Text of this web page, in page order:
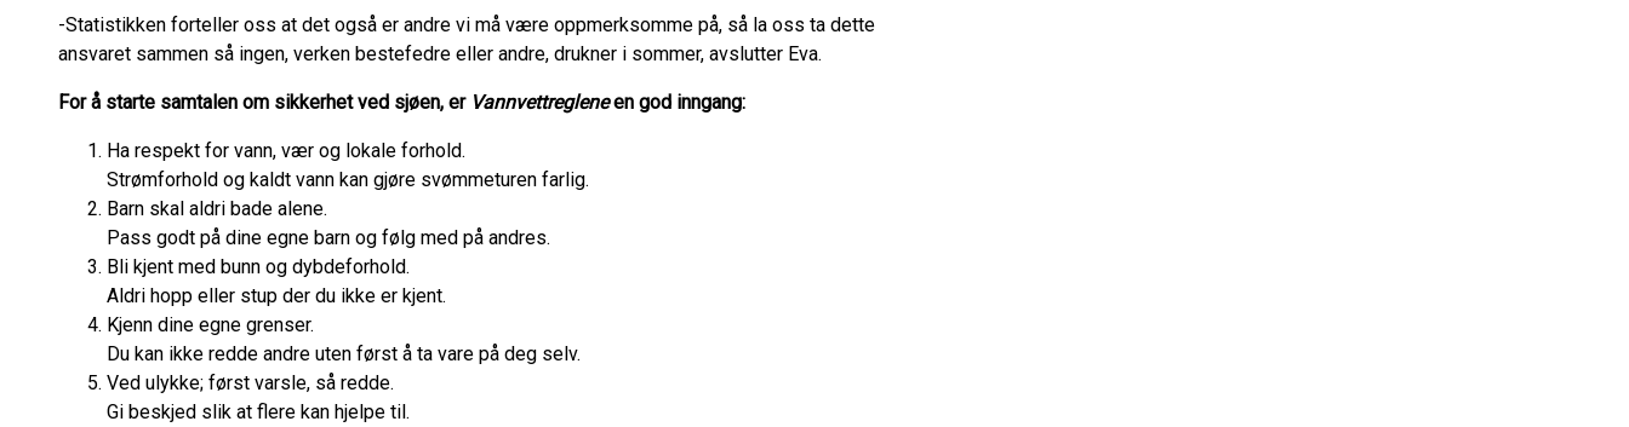
-Statistikken forteller oss at det også er andre vi må være oppmerksomme på, så la oss ta dette
ansvaret sammen så ingen, verken bestefedre eller andre, drukner i sommer, avslutter Eva.
For å starte samtalen om sikkerhet ved sjøen, er Vannvettregleneen god inngang:
Ha respekt for vann, vær og lokale forhold.
Strømforhold og kaldt vann kan gjøre svømmeturen farlig.
Barn skal aldri bade alene.
Pass godt på dine egne barn og følg med på andres.
Bli kjent med bunn og dybdeforhold.
Aldri hopp eller stup der du ikke er kjent.
Kjenn dine egne grenser.
Du kan ikke redde andre uten først å ta vare på deg selv.
Ved ulykke; først varsle, så redde.
Gi beskjed slik at flere kan hjelpe til.